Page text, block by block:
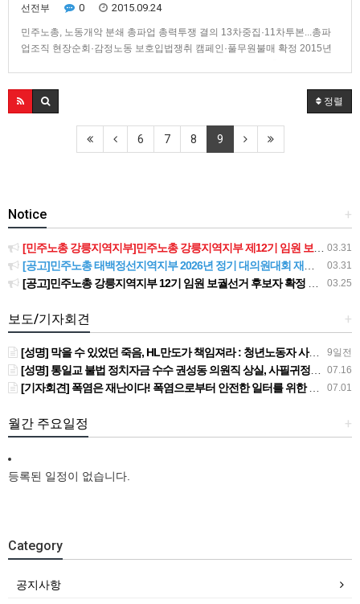
선전부 0 2015.09.24
민주노총, 노동개악 분쇄 총파업 총력투쟁 결의 13차중집·11차투본...총파
업조직 현장순회·감정노동 보호입법쟁취 캠페인·풀무원불매 확정 2015년
민주노총이 노동개악을 분쇄하기 위한 총파업 총력…
정렬
6 7 8 9
+
Notice
03.31
[민주노총 강릉지역지부]민주노총 강릉지역지부 제12기 임원 보궐선거결과 공고
03.31
[공고]민주노총 태백정선지역지부 2026년 정기 대의원대회 재소집 건
03.25
[공고]민주노총 강릉지역지부 12기 임원 보궐선거 후보자 확정 공고
+
보도/기자회견
9일전
[성명] 막을 수 있었던 죽음, HL만도가 책임져라 : 청년노동자 사망사고의 철저한 진상규명과 재발방지 대책 마련하라
07.16
[성명] 통일교 불법 정치자금 수수 권성동 의원직 상실, 사필귀정이다
07.01
[기자회견] 폭염은 재난이다! 폭염으로부터 안전한 일터를 위한 민주노총 강원지역본부 폭염감시단 선포 기자회견
+
월간 주요일정
등록된 일정이 없습니다.
Category
공지사항